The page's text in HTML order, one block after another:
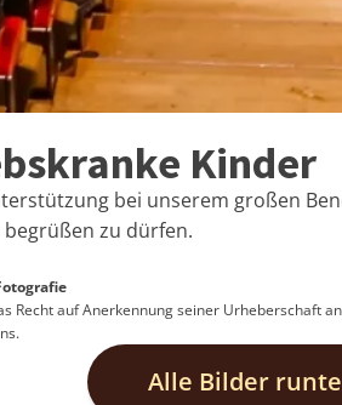
Kinder
bei unserem großen
zu dürfen.
Recht auf Anerkennung seiner
Alle Bilder